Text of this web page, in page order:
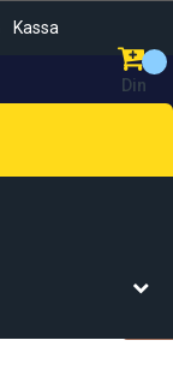
Kassa
Din
Kundvagn
Sök